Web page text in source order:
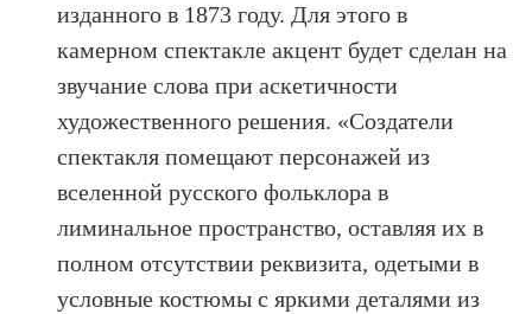
изданного в 1873 году. Для этого в
камерном спектакле акцент будет сделан на
звучание слова при аскетичности
художественного решения. «Создатели
спектакля помещают персонажей из
вселенной русского фольклора в
лиминальное пространство, оставляя их в
полном отсутствии реквизита, одетыми в
условные костюмы с яркими деталями из